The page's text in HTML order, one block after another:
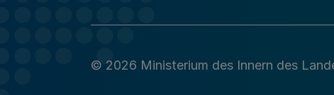
© 2026 Ministerium des Innern des